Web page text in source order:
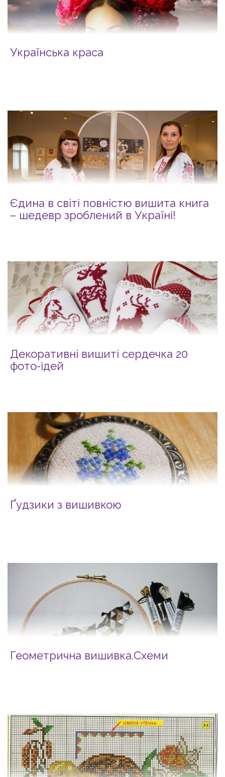
Українська краса
Єдина в світі повністю вишита книга
– шедевр зроблений в Україні!
Декоративні вишиті сердечка 20
фото-ідей
Ґудзики з вишивкою
Геометрична вишивка.Схеми